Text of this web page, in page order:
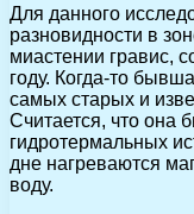
Для данного
разновидности в
миастении гравис,
году. Когда-то
самых старых и
Считается, что она
гидротермальных
дне нагреваются
воду.